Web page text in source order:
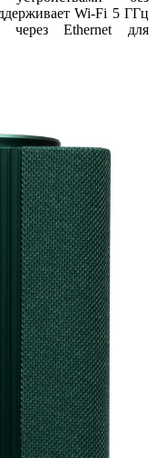
Wi-Fi 5 ГГц
через Ethernet для